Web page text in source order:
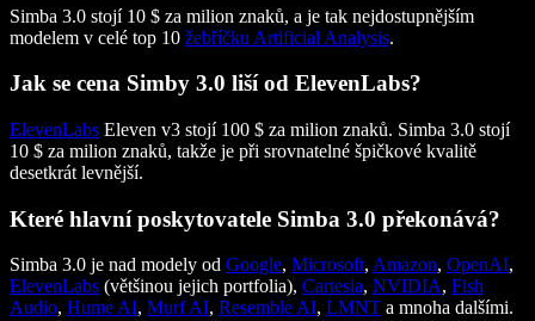
Simba 3.0 stojí 10 $ za milion znaků, a je tak nejdostupnějším
modelem v celé top 10 žebříčku Artificial Analysis.
Jak se cena Simby 3.0 liší od ElevenLabs?
ElevenLabs Eleven v3 stojí 100 $ za milion znaků. Simba 3.0 stojí
10 $ za milion znaků, takže je při srovnatelné špičkové kvalitě
desetkrát levnější.
Které hlavní poskytovatele Simba 3.0 překonává?
Simba 3.0 je nad modely od Google, Microsoft, Amazon, OpenAI,
ElevenLabs (většinou jejich portfolia), Cartesia, NVIDIA, Fish
Audio, Hume AI, Murf AI, Resemble AI, LMNT a mnoha dalšími.